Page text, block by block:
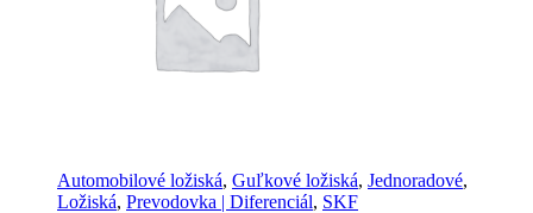
Automobilové ložiská, Guľkové ložiská, Jednoradové,
Ložiská, Prevodovka | Diferenciál, SKF